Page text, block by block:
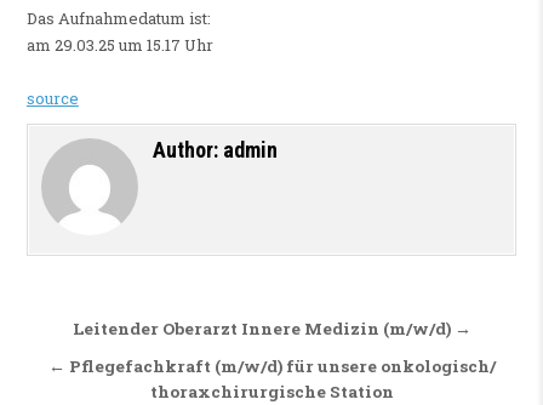
Das Aufnahmedatum ist:
am 29.03.25 um 15.17 Uhr
source
Author: admin
Beitragsnavigation
Leitender Oberarzt Innere Medizin (m/w/d) →
← Pflegefachkraft (m/w/d) für unsere onkologisch/
thoraxchirurgische Station